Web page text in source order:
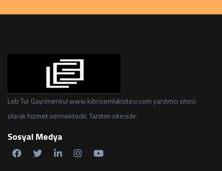
Leb Tur Gayrimenkul www.kibrisemlaksitesi.com yardımcı sitesi
olarak hizmet vermektedir. Tanıtım sitesidir.
Sosyal Medya